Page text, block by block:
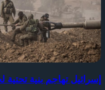
إسرائيل تهاجم بنية